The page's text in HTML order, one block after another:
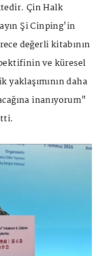
Çin Halk
Şi Cinping'in
değerli kitabının
ve küresel
yaklaşımının daha
inanıyorum"